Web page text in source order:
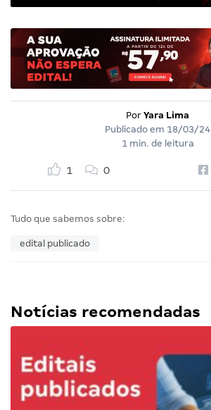
Por Yara Lima
Publicado em 18/03/24
1 min. de leitura
1 0
Tudo que sabemos sobre:
edital publicado
Notícias recomendadas